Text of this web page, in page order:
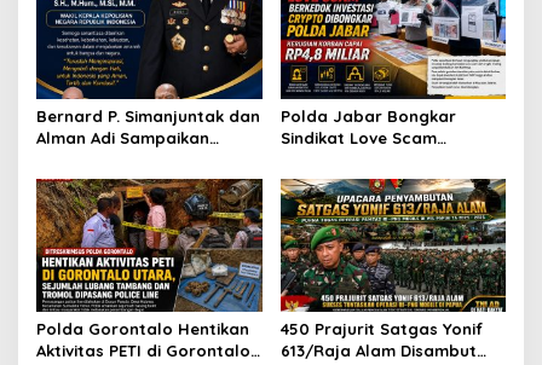
Bernard P. Simanjuntak dan
Alman Adi Sampaikan
kepada Wakapolri Komjen
Pol. Dedi Prasetyo
Polda Jabar Bongkar
Sindikat Love Scam
Kerugian Korban
Diperkirakan Capai Rp4,8
Miliar
Polda Gorontalo Hentikan
Aktivitas PETI di Gorontalo
450 Prajurit Satgas Yonif
613/Raja Alam Disambut